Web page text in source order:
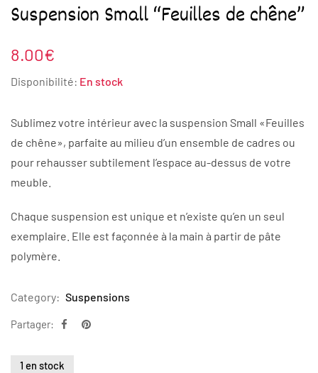
Suspension Small “Feuilles de chêne”
8.00€
Disponibilité: En stock
Sublimez votre intérieur avec la suspension Small «Feuilles
de chêne», parfaite au milieu d’un ensemble de cadres ou
pour rehausser subtilement l’espace au-dessus de votre
meuble.
Chaque suspension est unique et n’existe qu’en un seul
exemplaire. Elle est façonnée à la main à partir de pâte
polymère.
Category: Suspensions
Partager:
1 en stock